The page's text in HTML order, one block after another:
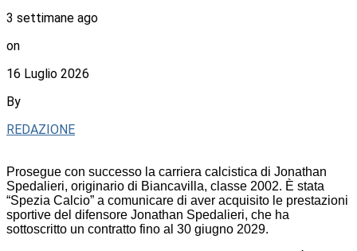
3 settimane ago
on
16 Luglio 2026
By
REDAZIONE
Prosegue con successo la carriera calcistica di Jonathan
Spedalieri, originario di Biancavilla, classe 2002. È stata
“Spezia Calcio” a comunicare di aver acquisito le prestazioni
sportive del difensore Jonathan Spedalieri, che ha
sottoscritto un contratto fino al 30 giugno 2029.